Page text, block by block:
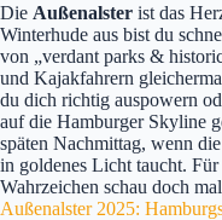
Die Außenalster ist das
Winterhude aus bist du
von „verdant parks &
und Kajakfahrern
du dich richtig auspowern
auf die Hamburger Skyline
späten Nachmittag, wenn
in goldenes Licht taucht.
Wahrzeichen schau doch
Außenalster 2025: